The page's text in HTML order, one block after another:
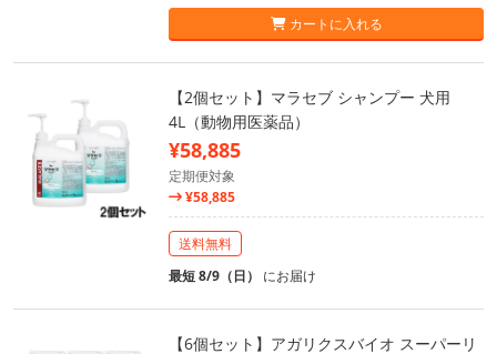
カートに入れる
【2個セット】マラセブ シャンプー 犬用
4L（動物用医薬品）
¥58,885
定期便対象
¥58,885
送料無料
最短 8/9（日） にお届け
【6個セット】アガリクスバイオ スーパーリ